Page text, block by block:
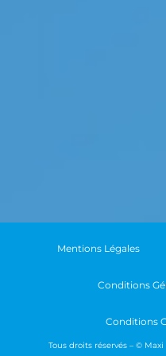
Mentions Légales
Conditions
Conditions
Tous droits réservés – ©